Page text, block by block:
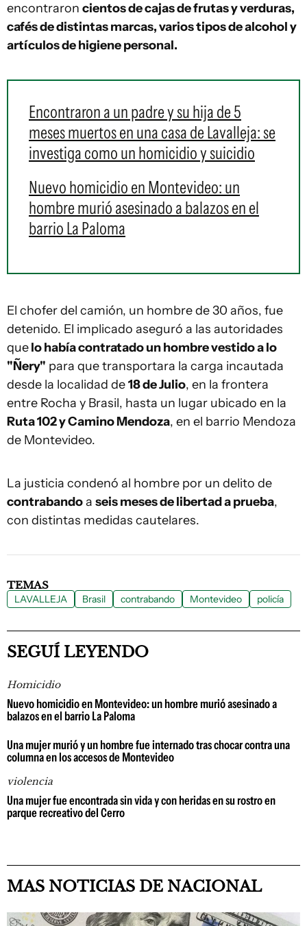
encontraron cientos de cajas de frutas y verduras,
cafés de distintas marcas, varios tipos de alcohol y
artículos de higiene personal.
Encontraron a un padre y su hija de 5
meses muertos en una casa de Lavalleja: se
investiga como un homicidio y suicidio
Nuevo homicidio en Montevideo: un
hombre murió asesinado a balazos en el
barrio La Paloma
El chofer del camión, un hombre de 30 años, fue
detenido. El implicado aseguró a las autoridades
quelo había contratado un hombre vestido a lo
"Ñery" para que transportara la carga incautada
desde la localidad de18 de Julio, en la frontera
entre Rocha y Brasil, hasta un lugar ubicado en la
Ruta 102 y Camino Mendoza, en el barrio Mendoza
de Montevideo.
La justicia condenó al hombre por un delito de
contrabandoa seis meses de libertad a prueba,
con distintas medidas cautelares.
TEMAS
LAVALLEJA Brasil contrabando Montevideo policía
SEGUÍ LEYENDO
Homicidio
Nuevo homicidio en Montevideo: un hombre murió asesinado a
balazos en el barrio La Paloma
Una mujer murió y un hombre fue internado tras chocar contra una
columna en los accesos de Montevideo
violencia
Una mujer fue encontrada sin vida y con heridas en su rostro en
parque recreativo del Cerro
MAS NOTICIAS DE NACIONAL